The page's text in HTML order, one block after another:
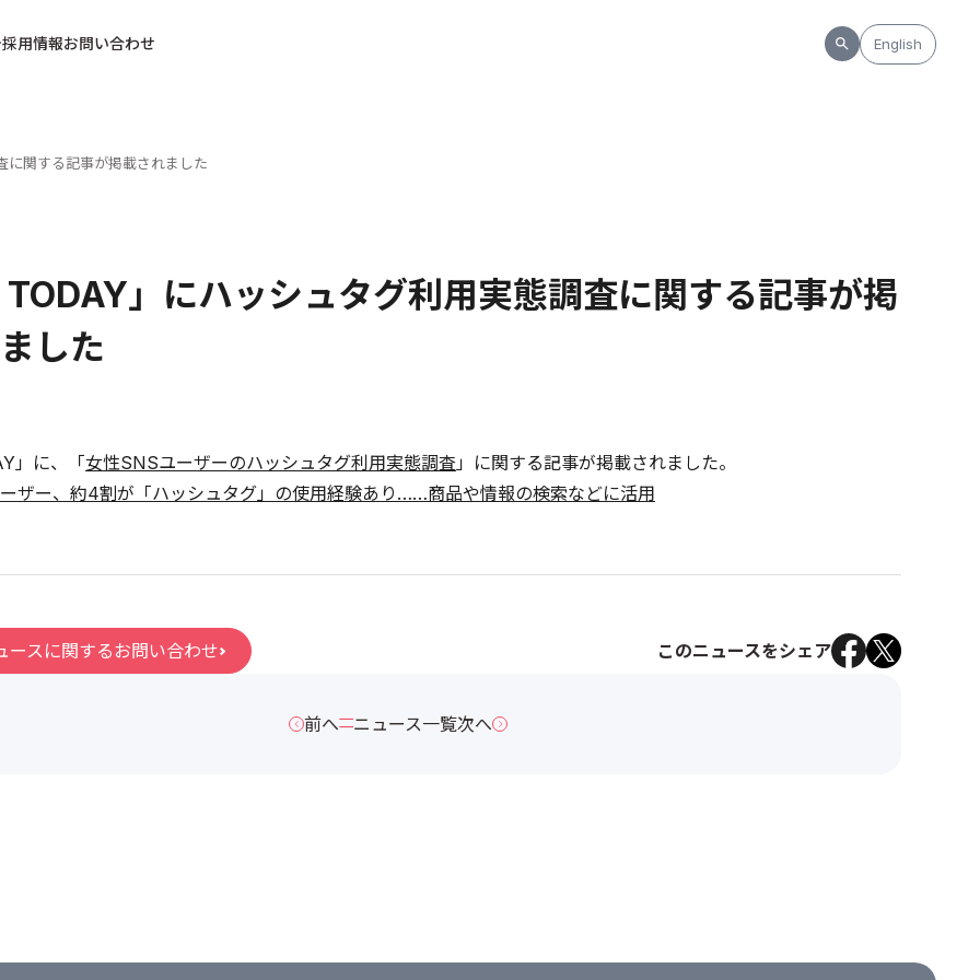
採用情報お問い合わせ English
に関する記事が掲載されました
TODAY」にハッシュタグ利用実態調査に関する記事が掲
した
」に、「女性SNSユーザーのハッシュタグ利用実態調査 」に関する記事が掲載されました。
ザー、約4割が「ハッシュタグ」の使用経験あり……商品や情報の検索などに活用
ースに関するお問い合わせ このニュースをシェア
前へ ニュース一覧次へ